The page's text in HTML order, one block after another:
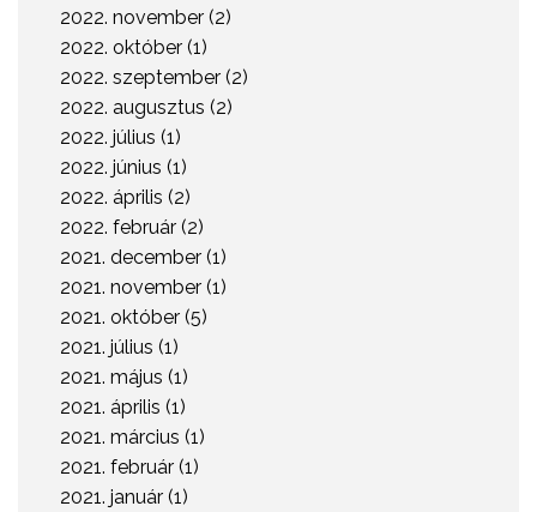
2022. november (2)
2022. október (1)
2022. szeptember (2)
2022. augusztus (2)
2022. július (1)
2022. június (1)
2022. április (2)
2022. február (2)
2021. december (1)
2021. november (1)
2021. október (5)
2021. július (1)
2021. május (1)
2021. április (1)
2021. március (1)
2021. február (1)
2021. január (1)